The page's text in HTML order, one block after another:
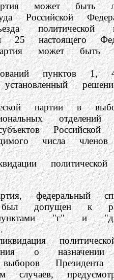
быть
Российской
партии о
25 настоящего
быть
1, 4 и
решением
в выборах в
Российской
членов
список
был допущен к
подпунктами
политической
о
случаев,